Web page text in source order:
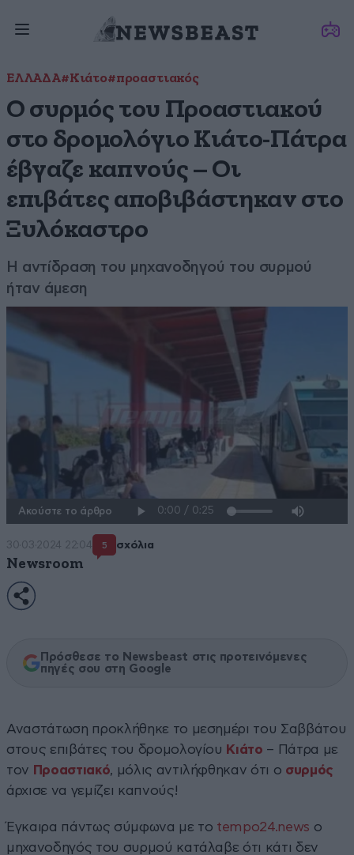
ΕΛΛΑΔΑ#Κιάτο#προαστιακός
Ο συρμός του Προαστιακού
στο δρομολόγιο Κιάτο-Πάτρα
έβγαζε καπνούς – Οι
επιβάτες αποβιβάστηκαν στο
Ξυλόκαστρο
Η αντίδραση του μηχανοδηγού του συρμού
ήταν άμεση
Ακούστε το άρθρο
30·03·2024 22:04 5 σχόλια
Newsroom
Πρόσθεσε το Newsbeast στις προτεινόμενες
πηγές σου στη Google
Αναστάτωση προκλήθηκε το μεσημέρι του Σαββάτου
στους επιβάτες του δρομολογίου Κιάτο – Πάτρα με
τον Προαστιακό, μόλις αντιλήφθηκαν ότι ο συρμός
άρχισε να γεμίζει καπνούς!
Έγκαιρα πάντως σύμφωνα με το tempo24.news ο
μηχανοδηγός του συρμού κατάλαβε ότι κάτι δεν